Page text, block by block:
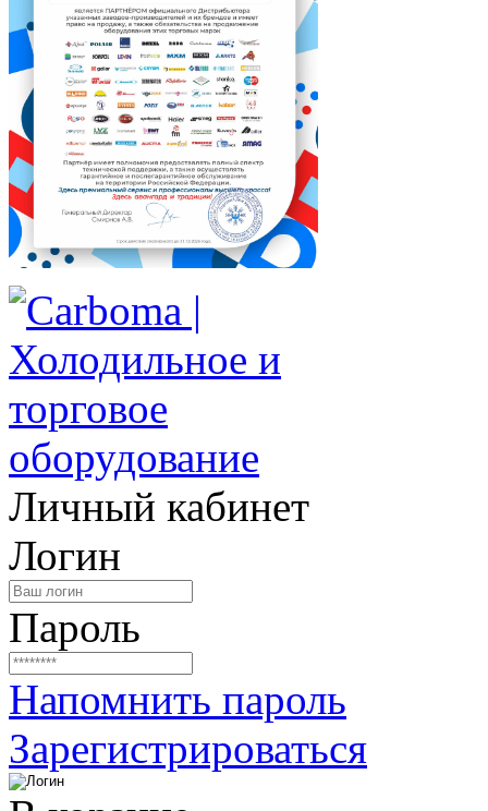
Личный кабинет
Логин
Пароль
Напомнить пароль
Зарегистрироваться